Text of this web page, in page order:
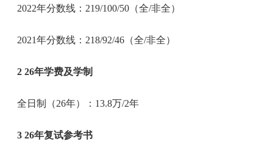
2022年分数线：219/100/50（全/非全）
2021年分数线：218/92/46（全/非全）
2 26年学费及学制
全日制（26年）：13.8万/2年
3 26年复试参考书